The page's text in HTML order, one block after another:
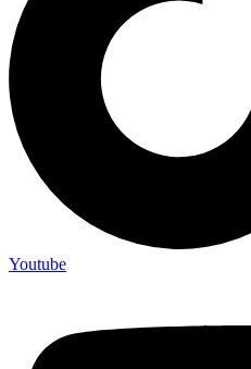
Youtube